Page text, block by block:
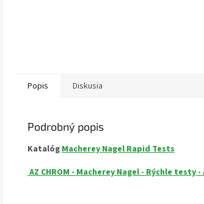
Popis Diskusia
Podrobný popis
KatalógMacherey Nagel Rapid Tests
AZ CHROM - Macherey Nagel - Rýchle testy